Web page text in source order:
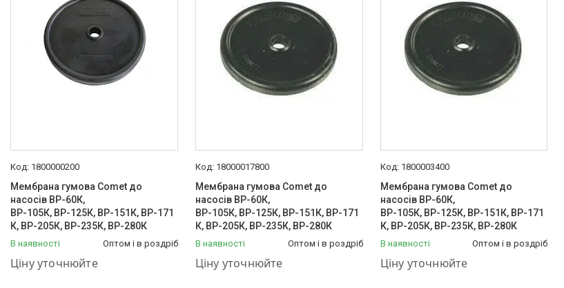
1800000200
Мембрана гумова Comet до
насосів ВР-60К,
ВР-105К, ВР-125К, ВР-151К, ВР-171
К, ВР-205К, ВР-235К, ВР-280К
В наявності Оптом і в роздріб
Ціну уточнюйте
+380 (50) 575-87-88
18000017800
Мембрана гумова Comet до
насосів ВР-60К,
ВР-105К, ВР-125К, ВР-151К, ВР-171
К, ВР-205К, ВР-235К, ВР-280К
В наявності Оптом і в роздріб
Ціну уточнюйте
+380 (50) 575-87-88
1800003400
Мембрана гумова Comet до
насосів ВР-60К,
ВР-105К, ВР-125К, ВР-151К, ВР-171
К, ВР-205К, ВР-235К, ВР-280К
В наявності Оптом і в роздріб
Ціну уточнюйте
+380 (50) 575-87-88